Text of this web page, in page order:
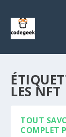
LES NFT
TOUT
COMPLET